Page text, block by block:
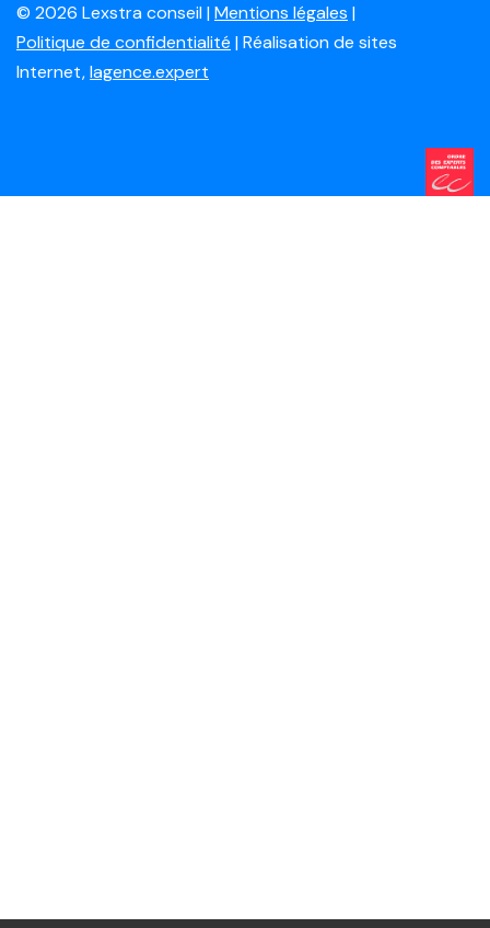
© 2026 Lexstra conseil |Mentions légales |
Politique de confidentialité | Réalisation de sites
Internet,lagence.expert